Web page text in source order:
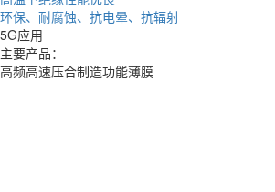
环保、耐腐蚀、抗电晕、抗辐射
5G应用
主要产品：
高频高速压合制造功能薄膜